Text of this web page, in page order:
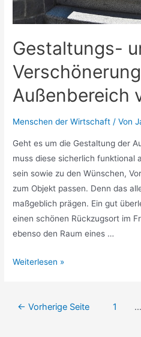
Gestaltungs-
Außenbereich
Menschen der Wirtschaft / Von
Geht es um die Gestaltung der
muss diese sicherlich funktional
sein sowie zu den Wünschen,
zum Objekt passen. Denn das
maßgeblich prägen. Ein gut
einen schönen Rückzugsort im
ebenso den Raum eines …
Gestaltungs-
im
Weiterlesen »
Seitennummerierung
← Vorherige Seite 1 …